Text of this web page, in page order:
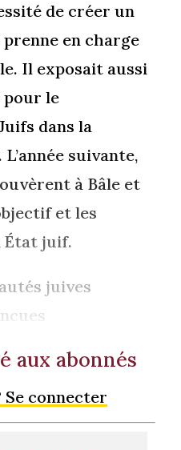
de créer un
en charge
Il exposait aussi
pour le
dans la
suivante,
à Bâle et
et les
État juif.
juives
aux abonnés
Se connecter